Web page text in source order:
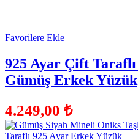
Favorilere Ekle
925 Ayar Çift
Gümüş Erkek Yüzük
4.249,00 ₺